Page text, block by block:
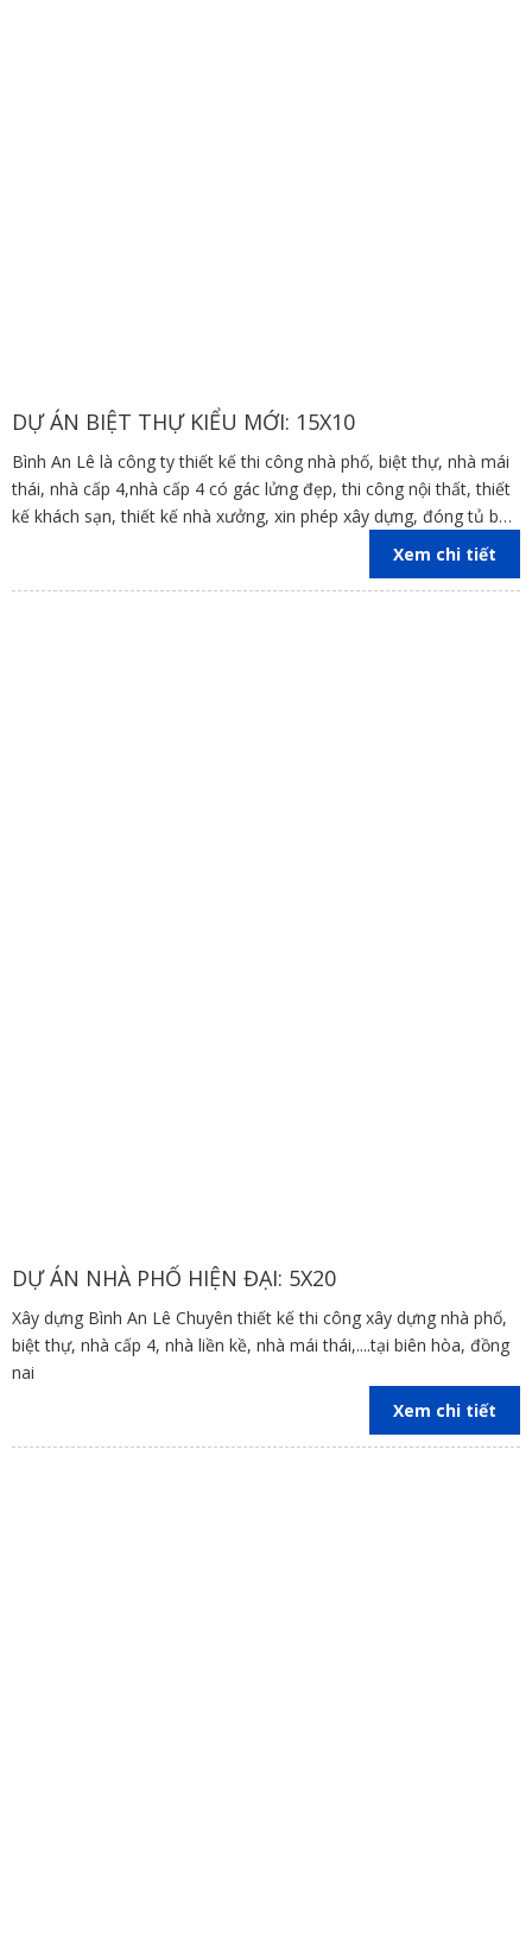
DỰ ÁN BIỆT THỰ KIỂU MỚI: 15X10
Bình An Lê là công ty thiết kế thi công nhà phố, biệt thự, nhà mái
thái, nhà cấp 4,nhà cấp 4 có gác lửng đẹp, thi công nội thất, thiết
kế khách sạn, thiết kế nhà xưởng, xin phép xây dựng, đóng tủ bếp
trên địa bàn các tỉnh Đồng Nai, Bình Dương, TP Hồ Chí Minh,
Xem chi tiết
DỰ ÁN NHÀ PHỐ HIỆN ĐẠI: 5X20
Xây dựng Bình An Lê Chuyên thiết kế thi công xây dựng nhà phố,
biệt thự, nhà cấp 4, nhà liền kề, nhà mái thái,....tại biên hòa, đồng
nai
Xem chi tiết